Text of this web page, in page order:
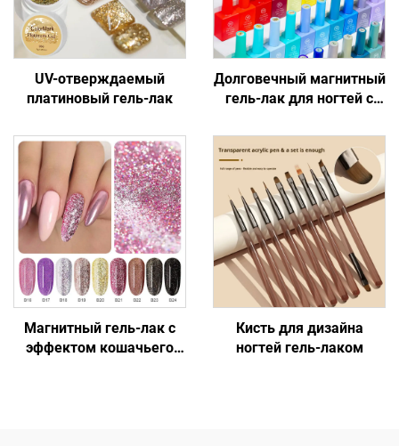
UV-отверждаемый
платиновый гель-лак
Долговечный магнитный
гель-лак для ногтей с
глаза
Магнитный гель-лак с
эффектом кошачьего
Кисть для дизайна
ногтей гель-лаком